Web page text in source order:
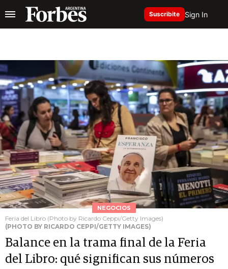
Suscribite Sign In
NEGOCIOS
Feria del Libro (Photo by Ricardo Ceppi/Getty Images)
(PHOTO BY RICARDO CEPPI/GETTY IMAGES)
Balance en la trama final de la Feria
del Libro: qué significan sus números